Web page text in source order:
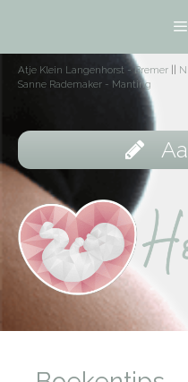
Atje Klein Langenhorst - Bremer
Sanne Rademaker - Manting